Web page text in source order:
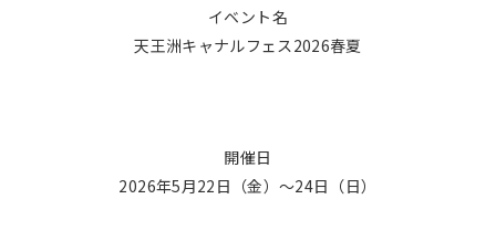
イベント名
天王洲キャナルフェス2026春夏
開催日
2026年5月22日（金）〜24日（日）